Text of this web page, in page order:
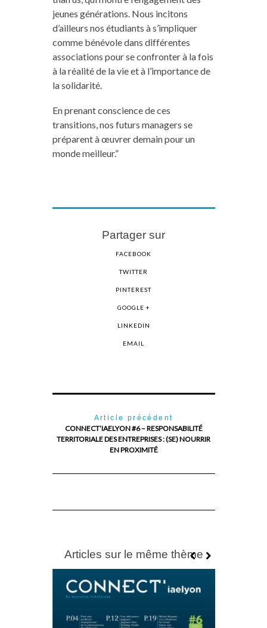
jeunes générations. Nous incitons
d’ailleurs nos étudiants à s’impliquer
comme bénévole dans différentes
associations pour se confronter à la fois
à la réalité de la vie et à l’importance de
la solidarité.
En prenant conscience de ces
transitions, nos futurs managers se
préparent à œuvrer demain pour un
monde meilleur.”
Partager sur
FACEBOOK
TWITTER
PINTEREST
GOOGLE +
LINKEDIN
EMAIL
Article précédent
CONNECT’IAELYON #6 – RESPONSABILITÉ
TERRITORIALE DES ENTREPRISES : (SE) NOURRIR
EN PROXIMITÉ
Articles sur le même thème